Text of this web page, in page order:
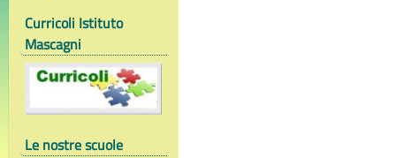
Curricoli Istituto
Mascagni
Le nostre scuole